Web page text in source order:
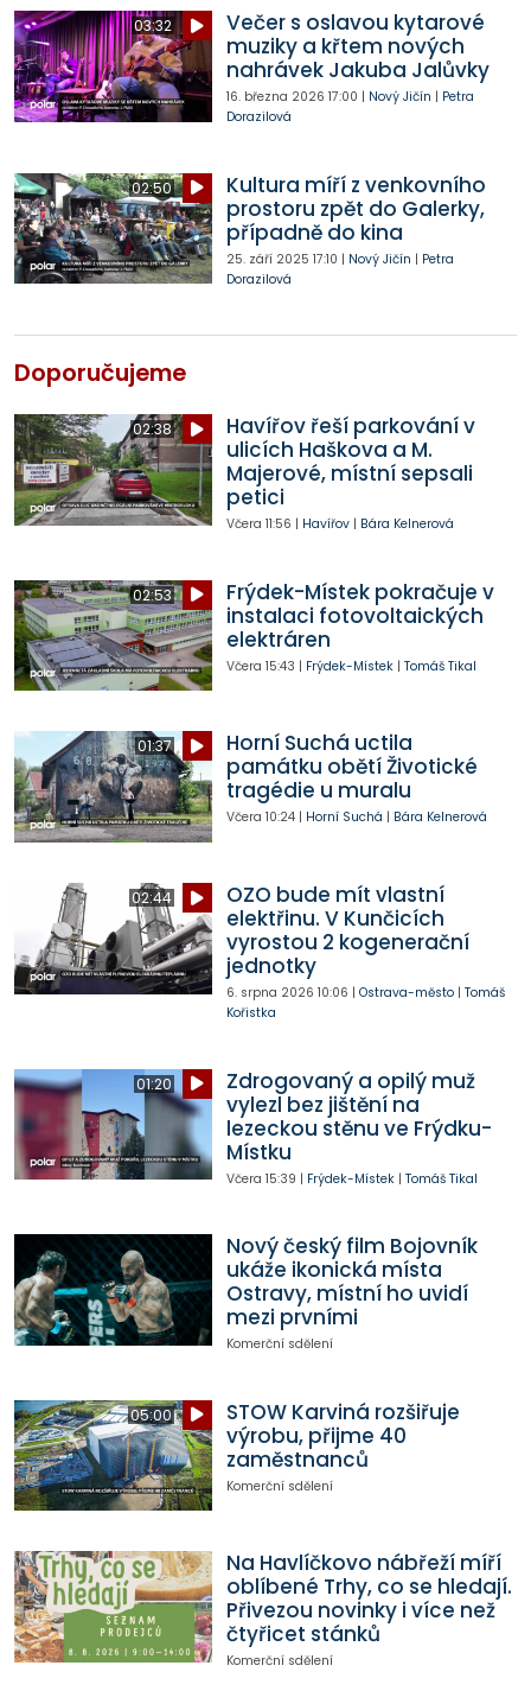
03:32
Večer s oslavou kytarové
muziky a křtem nových
nahrávek Jakuba Jalůvky
16. března 2026 17:00 | Nový Jičín | Petra
Dorazilová
02:50
Kultura míří z venkovního
prostoru zpět do Galerky,
případně do kina
25. září 2025 17:10 | Nový Jičín | Petra
Dorazilová
Doporučujeme
02:38
Havířov řeší parkování v
ulicích Haškova a M.
Majerové, místní sepsali
petici
Včera 11:56 | Havířov| Bára Kelnerová
02:53
Frýdek-Místek pokračuje v
instalaci fotovoltaických
elektráren
Včera 15:43 | Frýdek-Místek| Tomáš Tikal
01:37
Horní Suchá uctila
památku obětí Životické
tragédie u muralu
Včera 10:24| Horní Suchá | Bára Kelnerová
02:44
OZO bude mít vlastní
elektřinu. V Kunčicích
vyrostou 2 kogenerační
jednotky
6. srpna 2026 10:06 | Ostrava-město| Tomáš
Kořistka
01:20
Zdrogovaný a opilý muž
vylezl bez jištění na
lezeckou stěnu ve Frýdku-
Místku
Včera 15:39 | Frýdek-Místek| Tomáš Tikal
Nový český film Bojovník
ukáže ikonická místa
Ostravy, místní ho uvidí
mezi prvními
Komerční sdělení
05:00
STOW Karviná rozšiřuje
výrobu, přijme 40
zaměstnanců
Komerční sdělení
Na Havlíčkovo nábřeží míří
oblíbené Trhy, co se hledají.
Přivezou novinky i více než
čtyřicet stánků
Komerční sdělení